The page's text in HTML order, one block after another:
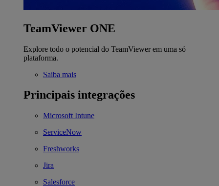
TeamViewer ONE
Explore todo o potencial do TeamViewer em uma só
plataforma.
Saiba mais
Principais integrações
Microsoft Intune
ServiceNow
Freshworks
Jira
Salesforce